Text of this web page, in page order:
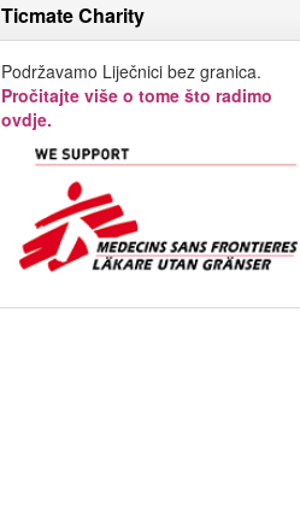
Ticmate Charity
Podržavamo Liječnici bez granica.
Pročitajte više o tome što radimo
ovdje.